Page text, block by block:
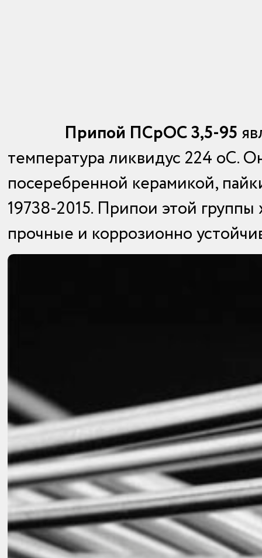
Припой ПСрОС 3,5-95
температура ликвидус 224 оС.
посеребренной керамикой,
19738-2015. Припои этой группы
прочные и коррозионно